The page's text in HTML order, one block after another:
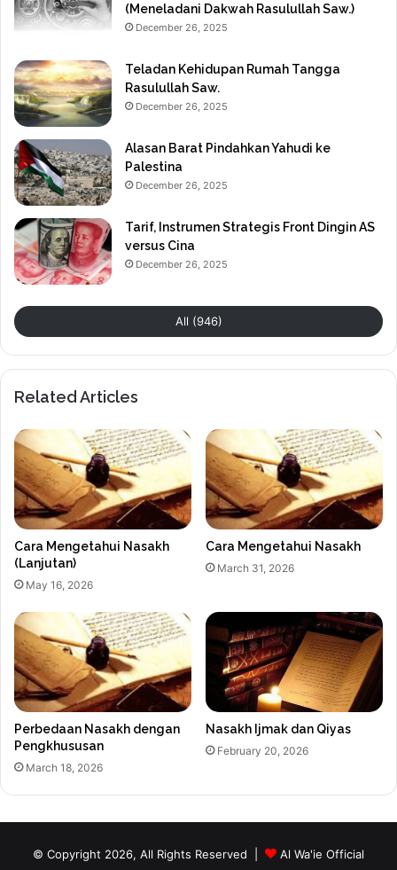
(Meneladani Dakwah Rasulullah Saw.)
December 26, 2025
Teladan Kehidupan Rumah Tangga
Rasulullah Saw.
December 26, 2025
Alasan Barat Pindahkan Yahudi ke
Palestina
December 26, 2025
Tarif, Instrumen Strategis Front Dingin AS
versus Cina
December 26, 2025
All (946)
Related Articles
Cara Mengetahui Nasakh
(Lanjutan)
May 16, 2026
Cara Mengetahui Nasakh
March 31, 2026
Perbedaan Nasakh dengan
Pengkhususan
March 18, 2026
Nasakh Ijmak dan Qiyas
February 20, 2026
© Copyright 2026, All Rights Reserved | Al Wa'ie Official